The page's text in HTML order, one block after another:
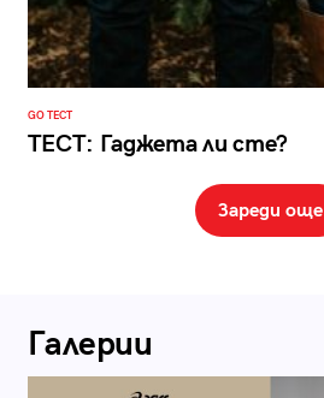
GO ТЕСТ
ТЕСТ: Гаджета ли сте?
Зареди още
Галерии